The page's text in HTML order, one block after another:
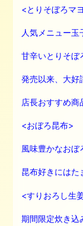
<とりそぼろマ
人気メニュー
甘辛いとりそぼ
発売以来、大好
店長おすすめ商
<おぼろ昆布>
風味豊かなおぼ
昆布好きにはた
<すりおろし生
期間限定炊き込